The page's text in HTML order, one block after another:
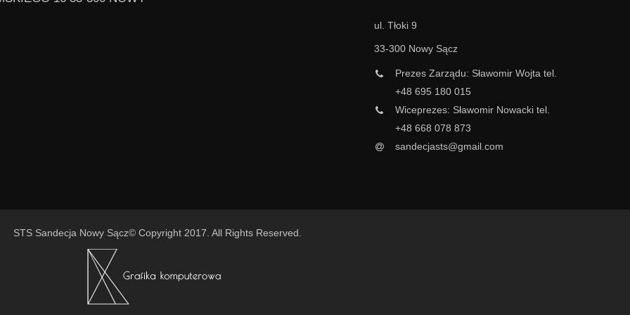
ul. Tłoki 9
33-300 Nowy Sącz
Prezes Zarządu: Sławomir Wojta tel.
+48 695 180 015
Wiceprezes: Sławomir Nowacki tel.
+48 668 078 873
sandecjasts@gmail.com
STS Sandecja Nowy Sącz© Copyright 2017. All Rights Reserved.